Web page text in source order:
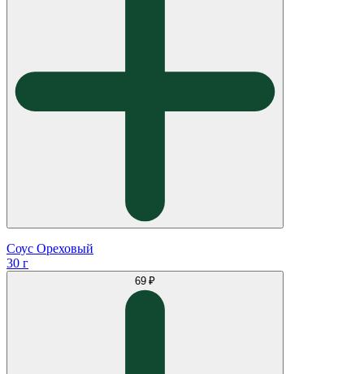
Соус Ореховый
30 г
69 ₽